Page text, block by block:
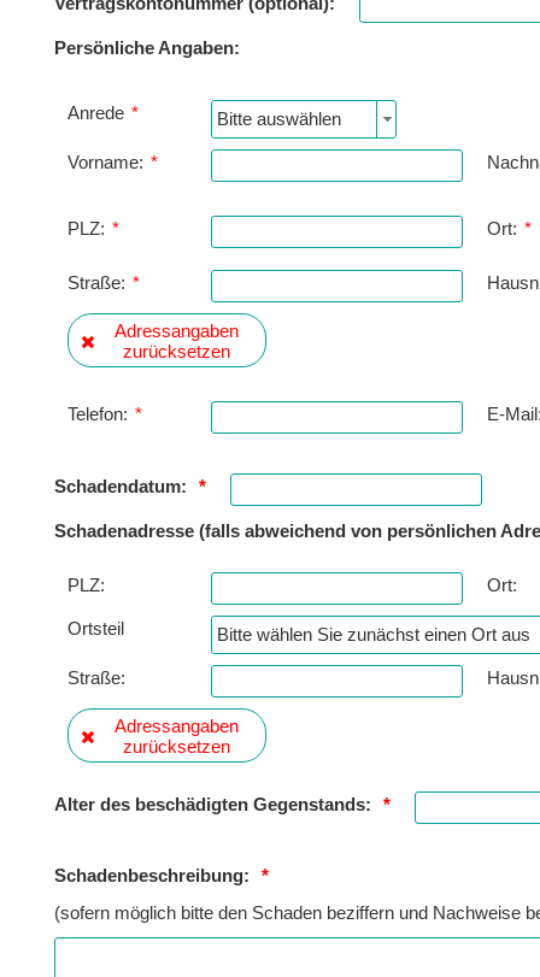
Persönliche Angaben:
Anrede * Bitte auswählen
Vorname: *
PLZ: * Ort: *
Straße: *
Adressangaben
zurücksetzen
Telefon: * E-
Schadendatum: *
Schadenadresse (falls abweichend von persönlichen
PLZ: Ort:
Ortsteil Bitte wählen Sie zunächst einen Ort aus
Straße:
Adressangaben
zurücksetzen
Alter des beschädigten Gegenstands: *
Schadenbeschreibung:
*
(sofern möglich bitte den Schaden beziffern und Nachweise